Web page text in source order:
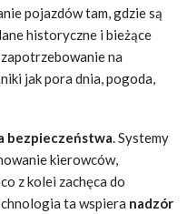
pojazdów tam, gdzie są
historyczne i bieżące
na
jak pora dnia, pogoda,
bezpieczeństwa. Systemy
kierowców,
z kolei zachęca do
ta wspiera nadzór